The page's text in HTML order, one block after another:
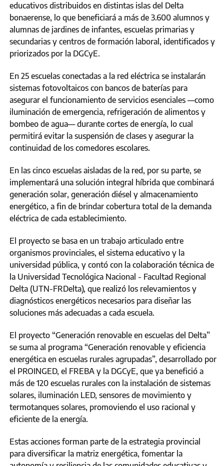
educativos distribuidos en distintas islas del Delta
bonaerense, lo que beneficiará a más de 3.600 alumnos y
alumnas de jardines de infantes, escuelas primarias y
secundarias y centros de formación laboral, identificados y
priorizados por la DGCyE.
En 25 escuelas conectadas a la red eléctrica se instalarán
sistemas fotovoltaicos con bancos de baterías para
asegurar el funcionamiento de servicios esenciales —como
iluminación de emergencia, refrigeración de alimentos y
bombeo de agua— durante cortes de energía, lo cual
permitirá evitar la suspensión de clases y asegurar la
continuidad de los comedores escolares.
En las cinco escuelas aisladas de la red, por su parte, se
implementará una solución integral híbrida que combinará
generación solar, generación diésel y almacenamiento
energético, a fin de brindar cobertura total de la demanda
eléctrica de cada establecimiento.
El proyecto se basa en un trabajo articulado entre
organismos provinciales, el sistema educativo y la
universidad pública, y contó con la colaboración técnica de
la Universidad Tecnológica Nacional - Facultad Regional
Delta (UTN-FRDelta), que realizó los relevamientos y
diagnósticos energéticos necesarios para diseñar las
soluciones más adecuadas a cada escuela.
El proyecto “Generación renovable en escuelas del Delta”
se suma al programa “Generación renovable y eficiencia
energética en escuelas rurales agrupadas”, desarrollado por
el PROINGED, el FREBA y la DGCyE, que ya benefició a
más de 120 escuelas rurales con la instalación de sistemas
solares, iluminación LED, sensores de movimiento y
termotanques solares, promoviendo el uso racional y
eficiente de la energía.
Estas acciones forman parte de la estrategia provincial
para diversificar la matriz energética, fomentar la